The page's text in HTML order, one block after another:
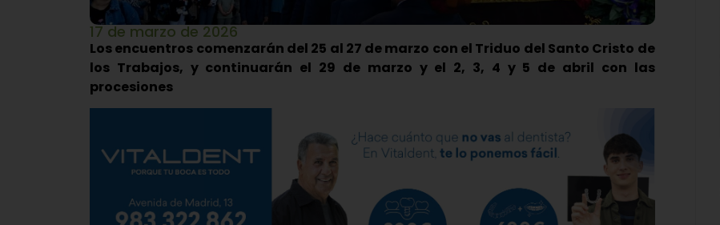
17 de marzo de 2026
Los encuentros comenzarán del 25 al 27 de marzo con el Triduo del Santo Cristo de
los Trabajos, y continuarán el 29 de marzo y el 2, 3, 4 y 5 de abril con las
procesiones